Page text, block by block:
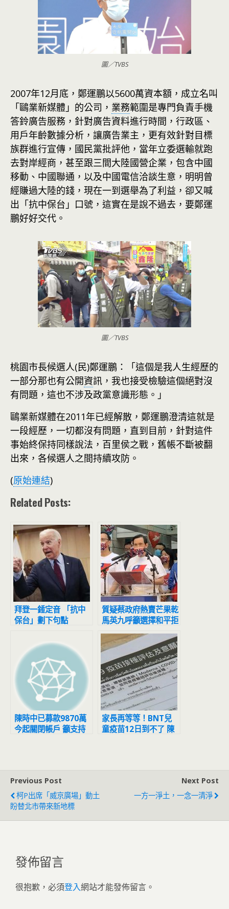
圖／TVBS
2007年12月底，鄭運鵬以5600萬資本額，成立名叫
「鷗業新媒體」的公司， 業務範圍是專門負責手機
答鈴廣告服務，針對廣告資料進行時間，行政區、
用戶年齡數據分析，讓廣告業主，更有效針對目標
族群進行宣傳，國民黨批評他，當年立委選輸就跑
去對岸經商，甚至跟三間大陸國營企業，包含中國
移動、中國聯通，以及中國電信洽談生意，明明曾
經賺過大陸的錢，現在一到選舉為了利益，卻又喊
出「抗中保台」口號，這實在是說不過去，要鄭運
鵬好好交代。
圖／TVBS
桃園市長候選人(民)鄭運鵬：「這個是我人生經歷的
一部分那也有公開資訊，我也接受檢驗這個絕對沒
有問題，這也不涉及政黨意識形態。」
鷗業新媒體在2011年已經解散，鄭運鵬澄清這就是
一段經歷，一切都沒有問題，直到目前，針對這件
事始終保持同樣說法，百里侯之戰，舊帳不斷被翻
出來，各候選人之間持續攻防。
(原始連結)
Related Posts:
拜登一錘定音 「抗中
保台」劃下句點
質疑蔡政府熱賣芒果乾
馬英九呼籲選擇和平拒
絕戰爭
陳時中已募款9870萬
今起關閉帳戶 籲支持
家長再等等！BNT兒
童疫苗12日到不了 陳
Previous Post
柯P出席「威京廣場」動土
盼替北市帶來新地標
Next Post
一方一淨土，一念一清淨
發佈留言
很抱歉，必須登入網站才能發佈留言。